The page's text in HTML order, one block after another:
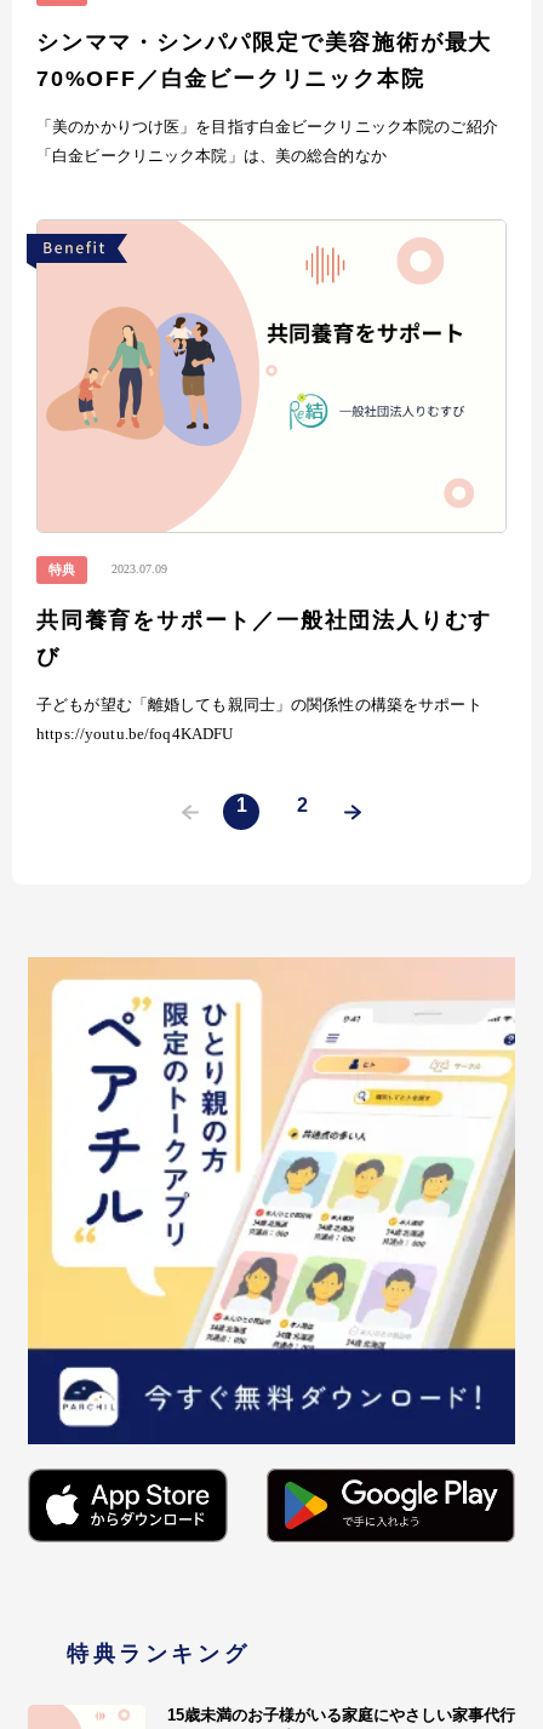
シンママ・シンパパ限定で美容施術が最大
70%OFF／白金ビークリニック本院
「美のかかりつけ医」を目指す白金ビークリニック本院のご紹介
「白金ビークリニック本院」は、美の総合的なか
特典 2023.07.09
共同養育をサポート／一般社団法人りむす
び
子どもが望む「離婚しても親同士」の関係性の構築をサポート
https://youtu.be/foq4KADFU
1 2
特典ランキング
15歳未満のお子様がいる家庭にやさしい家事代行